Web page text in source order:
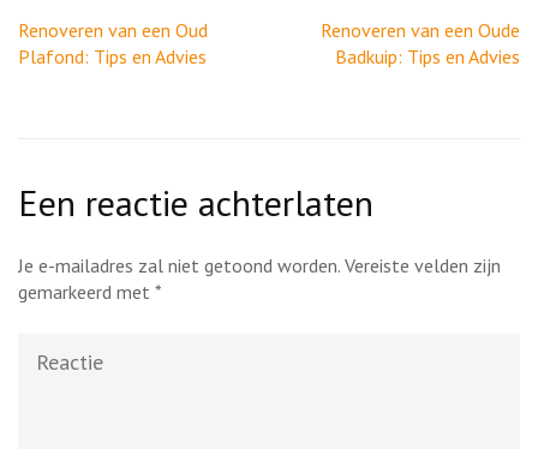
Berichtnavigatie
Renoveren van een Oud
Plafond: Tips en Advies
Renoveren van een Oude
Badkuip: Tips en Advies
Een reactie achterlaten
Je e-mailadres zal niet getoond worden. Vereiste velden zijn
gemarkeerd met *